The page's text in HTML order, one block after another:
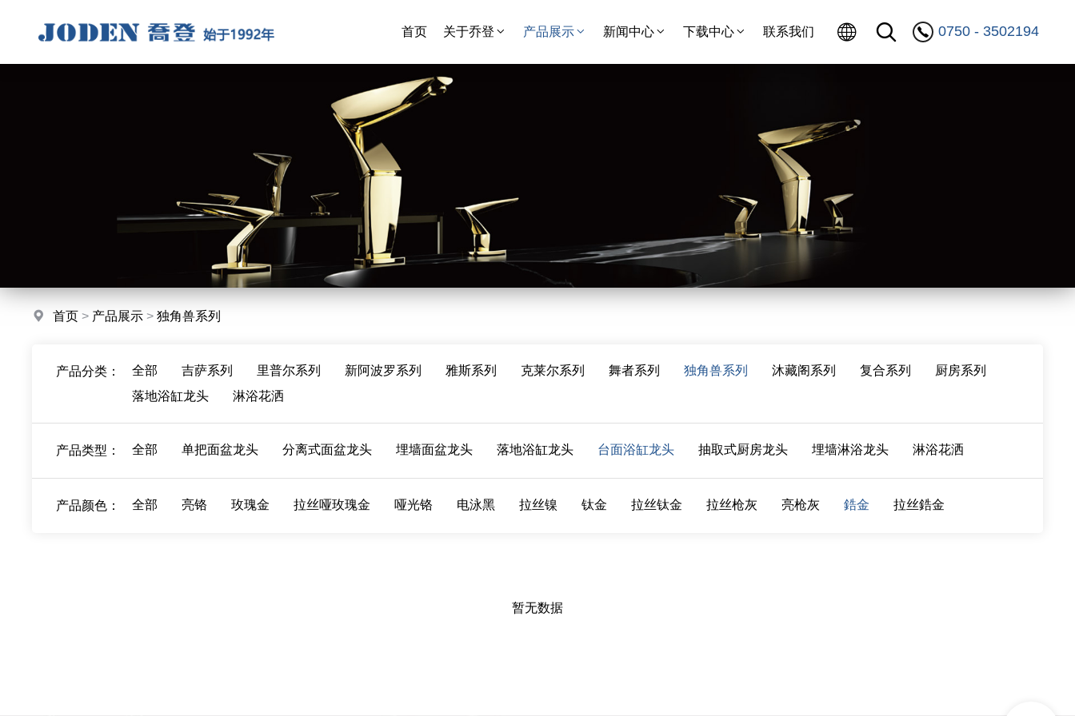
首页 关于乔登 产品展示 新闻中心 下载中心 联系我们 0750 - 3502194
首页 > 产品展示 >独角兽系列
产品分类： 全部 吉萨系列 里普尔系列 新阿波罗系列 雅斯系列 克莱尔系列 舞者系列 独角兽系列 沐藏阁系列 复合系列
厨房系列
落地浴缸龙头
淋浴花洒
产品类型： 全部 单把面盆龙头 分离式面盆龙头 埋墙面盆龙头 落地浴缸龙头 台面浴缸龙头 抽取式厨房龙头 埋墙淋浴龙头 淋浴花洒
产品颜色： 全部 亮铬 玫瑰金 拉丝哑玫瑰金 哑光铬 电泳黑 拉丝镍 钛金 拉丝钛金 拉丝枪灰 亮枪灰 鋯金 拉丝鋯金
暂无数据